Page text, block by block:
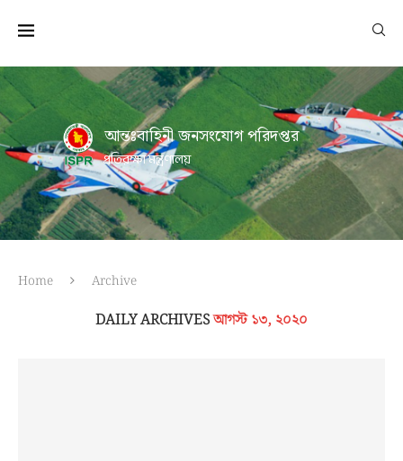
আন্তঃবাহিনী জনসংযোগ পরিদপ্তর
প্রতিরক্ষা মন্ত্রণালয়
Home Archive
DAILY ARCHIVESআগস্ট ১৩, ২০২০